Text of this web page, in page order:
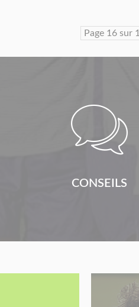
Page 16 sur

CONSEILS